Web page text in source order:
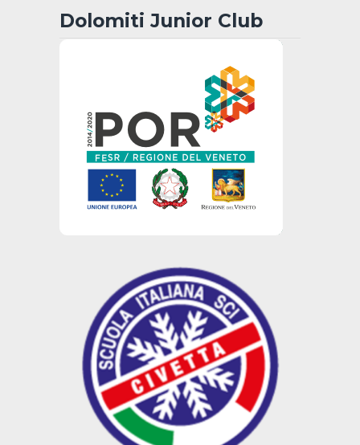
Dolomiti Junior Club